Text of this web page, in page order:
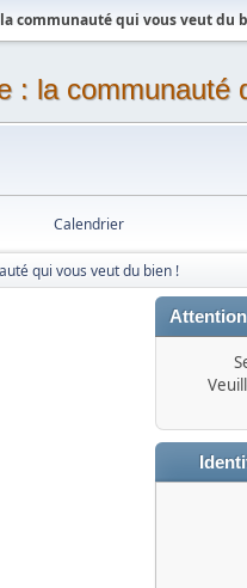
communauté qui vous veut du
: la communauté
Calendrier
qui vous veut du bien !